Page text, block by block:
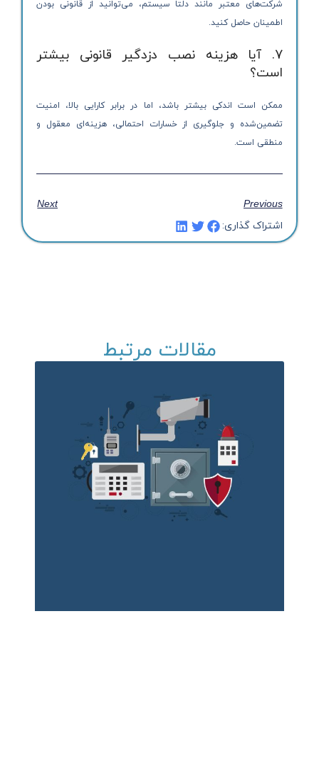
شرکت‌های معتبر مانند دلتا سیستم، می‌توانید از قانونی بودن
اطمینان حاصل کنید.
7. آیا هزینه نصب دزدگیر قانونی بیشتر
است؟
ممکن است اندکی بیشتر باشد، اما در برابر کارایی بالا، امنیت
تضمین‌شده و جلوگیری از خسارات احتمالی، هزینه‌ای معقول و
منطقی است.
Previous
Next
اشتراک گذاری:
مقالات مرتبط